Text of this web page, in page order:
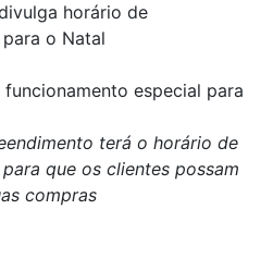
horário de
o Natal
especial para
terá o horário de
que os clientes possam
compras